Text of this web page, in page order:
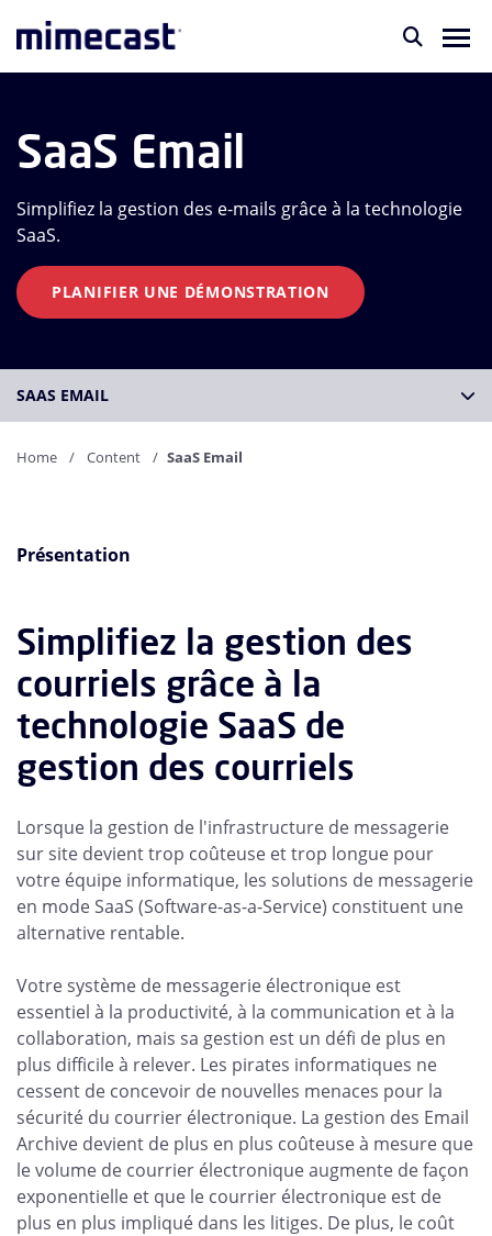
SaaS Email
Simplifiez la gestion des e-mails grâce à la technologie
SaaS.
PLANIFIER UNE DÉMONSTRATION
SAAS EMAIL
Home Content SaaS Email
Présentation
Simplifiez la gestion des
courriels grâce à la
technologie SaaS de
gestion des courriels
Lorsque la gestion de l'infrastructure de messagerie
sur site devient trop coûteuse et trop longue pour
votre équipe informatique, les solutions de messagerie
en mode SaaS (Software-as-a-Service) constituent une
alternative rentable.
Votre système de messagerie électronique est
essentiel à la productivité, à la communication et à la
collaboration, mais sa gestion est un défi de plus en
plus difficile à relever. Les pirates informatiques ne
cessent de concevoir de nouvelles menaces pour la
sécurité du courrier électronique. La gestion des Email
Archive devient de plus en plus coûteuse à mesure que
le volume de courrier électronique augmente de façon
exponentielle et que le courrier électronique est de
plus en plus impliqué dans les litiges. De plus, le coût